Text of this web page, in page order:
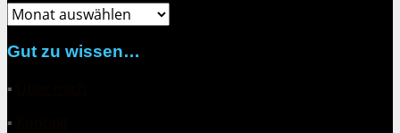
Archiv
Gut zu wissen…
▪
▪